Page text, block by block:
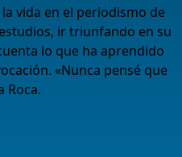
vida en el periodismo de
ir triunfando en su
lo que ha aprendido
«Nunca pensé que
Roca.